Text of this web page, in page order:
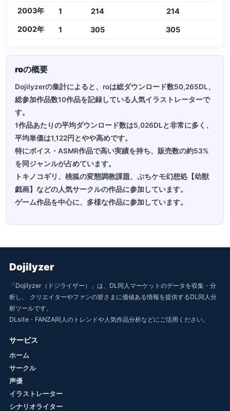
2003年 1 214 214
2002年 1 305 305
roの概要
Dojilyzerの集計によると、roは総ダウンロード数50,265DL、
総参加作品数10作品を記録している人気イラストレーターで
す。
1作品あたりの平均ダウンロード数は5,026DLと非常に多く、
平均単価は1,122円とやや高めです。
特にボイス・ASMR作品で高い実績を持ち、販売数の約53%
を同ジャンルが占めています。
トキノコギリ、桃狐の変態調教課題、ぷちケモ幻想処【幼獣
戯画】などの人気サークルの作品に参加しています。
ゲーム作品を中心に、多様な作品に参加しています。
Dojilyzer
「Dojilyzer（ドジライザー）」は、DL同人マーケットのデータを収集・分
析し、 クリエイターやファンの皆さまに価値ある情報を提供するDL同人分
析ツールです。
DLsite・FANZA同人のトレンドや人気作品分析などにご活用ください。
サービス
ホーム
サークル
声優
イラストレーター
シナリオライター